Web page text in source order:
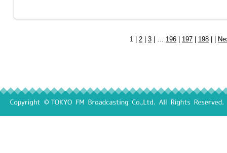
1 | 2 3 | … 196 197 198